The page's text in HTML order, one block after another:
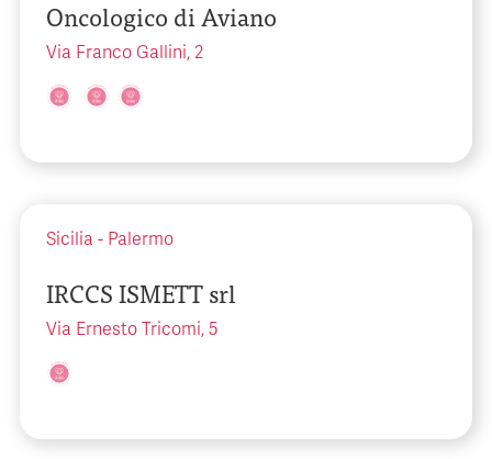
Oncologico di Aviano
Via Franco Gallini, 2
Sicilia - Palermo
IRCCS ISMETT srl
Via Ernesto Tricomi, 5